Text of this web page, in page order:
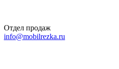
Отдел продаж
info@mobilrezka.ru